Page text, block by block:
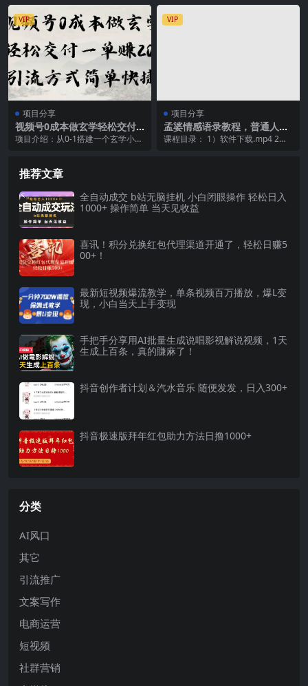
功出单 套利赛道...
上无法进行原创，眼...
VIP
项目分享
视频号0成本做玄学轻松交付
一单赚200引流方式简单快捷
项目介绍：从0-1搭建一个玄学小领
VIP
项目分享
孟婆情感语录教程，普通人一
部电脑，一个人，打造3D动画
课程目录： 1）软件下载.mp4 2）
推荐文章
全自动成交 b站无脑挂机 小白闭眼操作 轻松日入
1000+ 操作简单 当天见收益
喜讯！积分兑换红包代理渠道开通了，轻松日赚5
00+！
最新短视频爆流教学，单条视频百万播放，爆L变
现，小白当天上手变现
手把手分享用AI批量生成说唱影视解说视频，1天
生成上百条，真的賺麻了！
抖音创作者计划＆汽水音乐 随便发发，日入300+
抖音极速版拜年红包助力方法日撸1000+
分类
AI风口
其它
引流推广
文案写作
电商运营
短视频
社群营销